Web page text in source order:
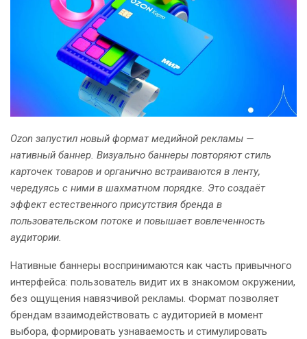
Ozon запустил новый формат медийной рекламы —
нативный баннер. Визуально баннеры повторяют стиль
карточек товаров и органично встраиваются в ленту,
чередуясь с ними в шахматном порядке. Это создаёт
эффект естественного присутствия бренда в
пользовательском потоке и повышает вовлеченность
аудитории.
Нативные баннеры воспринимаются как часть привычного
интерфейса: пользователь видит их в знакомом окружении,
без ощущения навязчивой рекламы. Формат позволяет
брендам взаимодействовать с аудиторией в момент
выбора, формировать узнаваемость и стимулировать